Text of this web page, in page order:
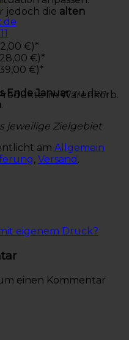
im Warenkorb.
jedoch die alten
€)*
€)*
€)*
Ende Januarzu den
.
jeweilige Zielgebiet
am Allgemein
, Versand .
eigenem Druck?
einen Kommentar